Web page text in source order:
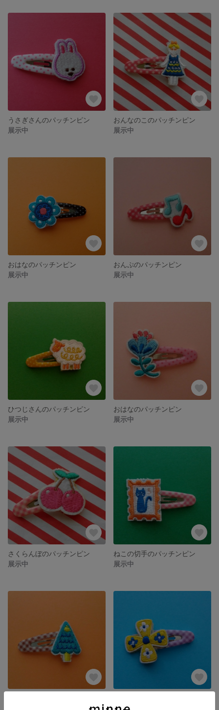
うさぎさんのパッチンピン
展示中
おんなのこのパッチンピン
展示中
おはなのパッチンピン
展示中
おんぷのパッチンピン
展示中
ひつじさんのパッチンピン
展示中
おはなのパッチンピン
展示中
さくらんぼのパッチンピン
展示中
ねこの切手のパッチンピン
展示中
展示中